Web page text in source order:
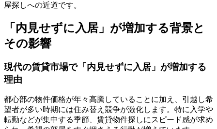
屋探しへの近道です。
「内見せずに入居」が増加する背景と
その影響
現代の賃貸市場で「内見せずに入居」が増加する
理由
都心部の物件価格が年々高騰していることに加え、引越し希
望者が多い時期には住み替え競争が激化します。特に入学や
転勤などが集中する季節、賃貸物件探しにスピード感が求め